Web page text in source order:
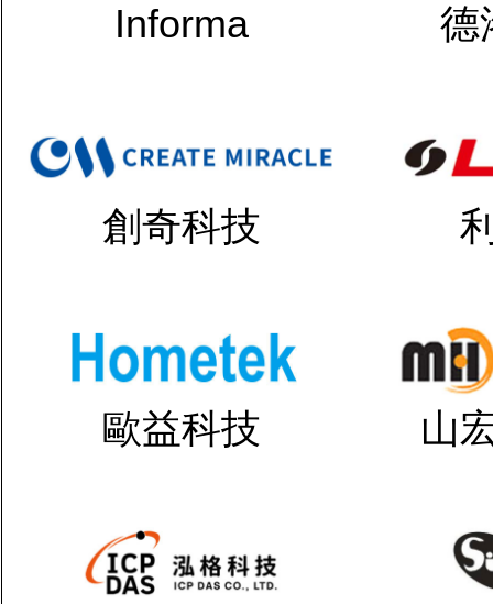
Informa 德
創奇科技
歐益科技 山